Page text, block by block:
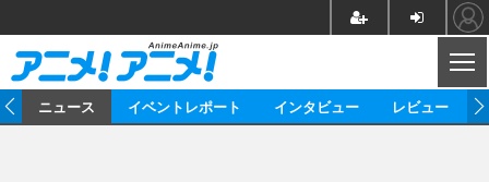
ニュース イベントレポート インタビュー レビュー